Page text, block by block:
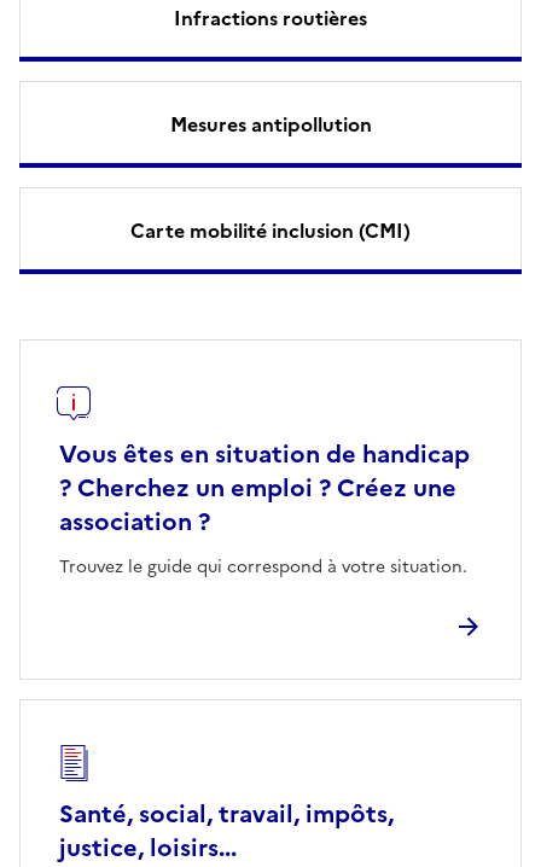
Infractions routières
Mesures antipollution
Carte mobilité inclusion (CMI)
Vous êtes en situation de handicap
? Cherchez un emploi ? Créez une
association ?
Trouvez le guide qui correspond à votre situation.
Santé, social, travail, impôts,
justice, loisirs...